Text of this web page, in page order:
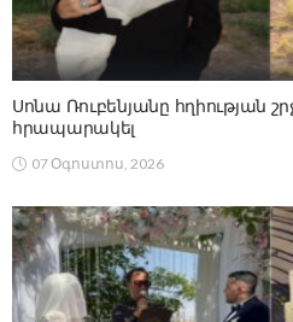
Սոնա Ռուբենյանը հղիության
հրապարակել
07 Օգոստոս, 2026